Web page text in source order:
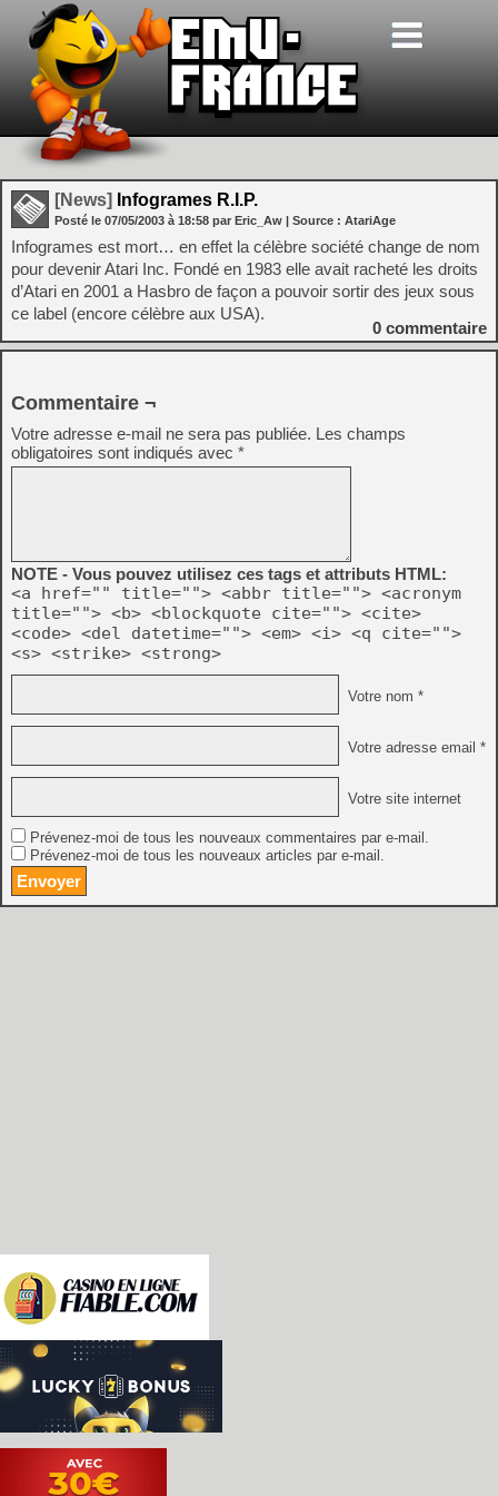
[News] Infogrames R.I.P.
Posté le 07/05/2003 à 18:58 par Eric_Aw | Source : AtariAge
Infogrames est mort… en effet la célèbre société change de nom
pour devenir Atari Inc. Fondé en 1983 elle avait racheté les droits
d’Atari en 2001 a Hasbro de façon a pouvoir sortir des jeux sous
ce label (encore célèbre aux USA).
0 commentaire
Commentaire ¬
Votre adresse e-mail ne sera pas publiée. Les champs
obligatoires sont indiqués avec *
NOTE - Vous pouvez utilisez ces tags et attributs HTML:
<a href="" title=""> <abbr title=""> <acronym
title=""> <b> <blockquote cite=""> <cite>
<code> <del datetime=""> <em> <i> <q cite="">
<s> <strike> <strong>
Votre nom *
Votre adresse email *
Votre site internet
Prévenez-moi de tous les nouveaux commentaires par e-mail.
Prévenez-moi de tous les nouveaux articles par e-mail.